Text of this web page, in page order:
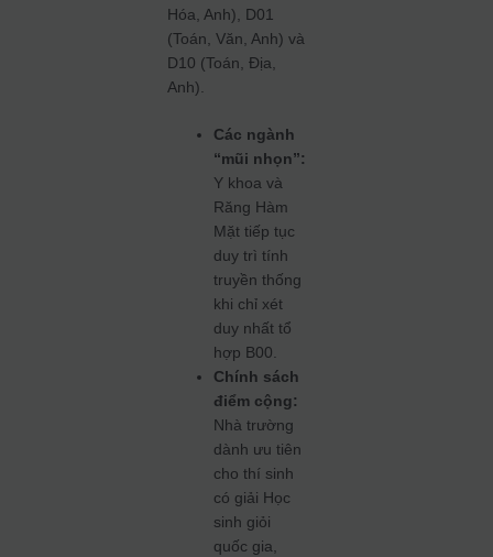
Hóa, Anh), D01
(Toán, Văn, Anh) và
D10 (Toán, Địa,
Anh).
Các ngành
“mũi nhọn”:
Y khoa và
Răng Hàm
Mặt tiếp tục
duy trì tính
truyền thống
khi chỉ xét
duy nhất tổ
hợp B00.
Chính sách
điểm cộng:
Nhà trường
dành ưu tiên
cho thí sinh
có giải Học
sinh giỏi
quốc gia,